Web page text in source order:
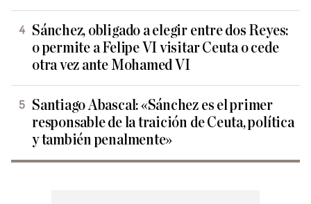
Sánchez, obligado a elegir entre dos Reyes:
o permite a Felipe VI visitar Ceuta o cede
otra vez ante Mohamed VI
Santiago Abascal: «Sánchez es el primer
responsable de la traición de Ceuta, política
y también penalmente»